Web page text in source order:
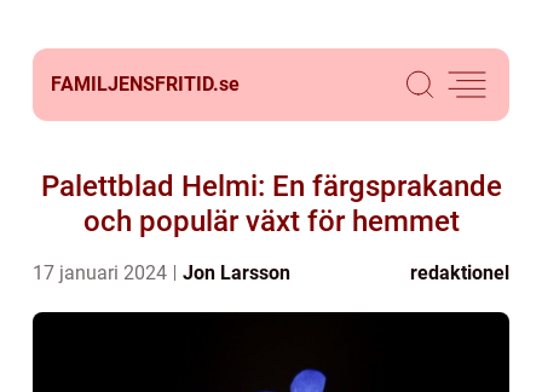
FAMILJENSFRITID.se
Palettblad Helmi: En färgsprakande
och populär växt för hemmet
17 januari 2024 Jon Larsson redaktionel